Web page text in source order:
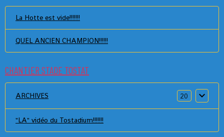
La Hotte est vide!!!!!!!
QUEL ANCIEN CHAMPION!!!!!!
CHANTIER STADE TOSTAT
ARCHIVES 20
"LA" vidéo du Tostadium!!!!!!!